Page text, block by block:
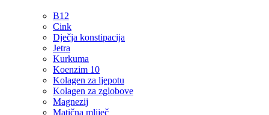
B12
Cink
Dječja konstipacija
Jetra
Kurkuma
Koenzim 10
Kolagen za ljepotu
Kolagen za zglobove
Magnezij
Matična mliječ